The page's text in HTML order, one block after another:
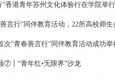
”香港青年苏州文化体验行在学院举行
言行”同伴教育活动，22所高校师生
次“青春善言行”同伴教育活动成功举
⑦丨“青年红•无限界”沙龙